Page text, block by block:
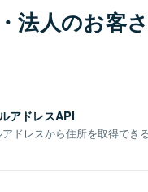
法人のお客
アドレスAPI
ドレスから住所を取得でき